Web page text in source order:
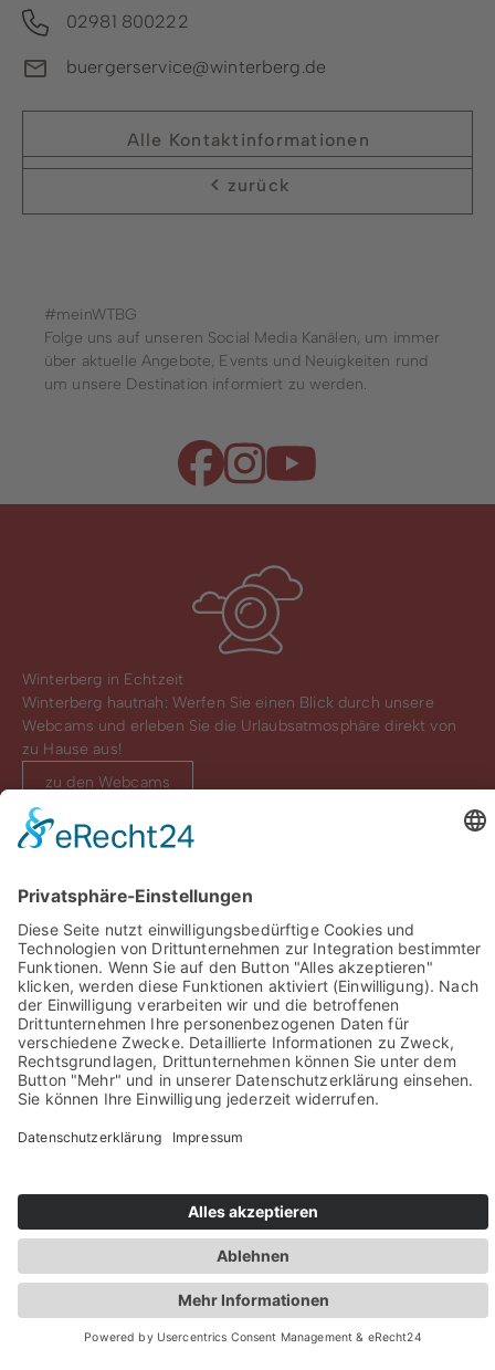
02981 800222
buergerservice@winterberg.de
Alle Kontaktinformationen
zurück
#meinWTBG
Folge uns auf unseren Social Media Kanälen, um immer
über aktuelle Angebote, Events und Neuigkeiten rund
um unsere Destination informiert zu werden.
Winterberg in Echtzeit
Winterberg hautnah: Werfen Sie einen Blick durch unsere
Webcams und erleben Sie die Urlaubsatmosphäre direkt von
zu Hause aus!
zu den Webcams
Sie haben Fragen? Rufen Sie uns doch direkt an!
0049 2981 800 0
Impressum Datenschutz Barrierefreiheit
Rechtsverbindliche elektronische Kommunikation